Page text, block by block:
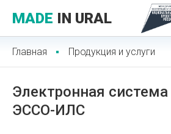
MADE IN URAL
Главная Продукция и услуги
Электронная система
ЭССО-ИЛС